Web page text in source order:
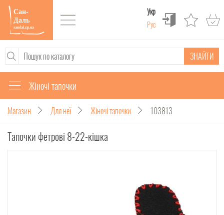
Укр
Рус
ЗНАЙТИ
Жіночі тапочки
Магазин Для неї Жіночі тапочки 103813
Тапочки фетрові 8-22-кішка